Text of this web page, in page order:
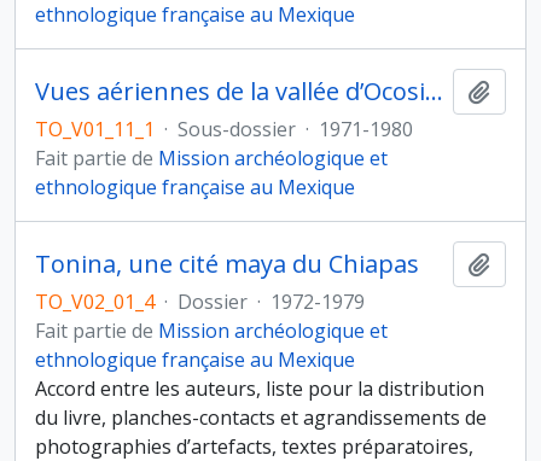
ethnologique française au Mexique
Vues aériennes de la vallée d’Ocosingo
TO_V01_11_1 · Sous-dossier · 1971-1980
Fait partie de Mission archéologique et
ethnologique française au Mexique
Tonina, une cité maya du Chiapas
TO_V02_01_4 · Dossier · 1972-1979
Fait partie de Mission archéologique et
ethnologique française au Mexique
Accord entre les auteurs, liste pour la distribution
du livre, planches-contacts et agrandissements de
photographies d’artefacts, textes préparatoires,